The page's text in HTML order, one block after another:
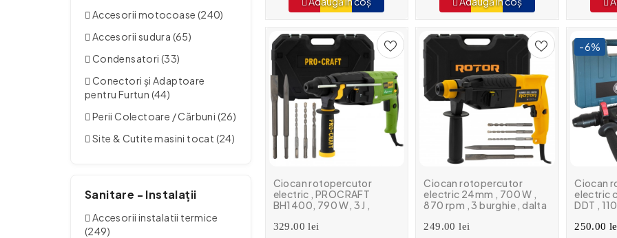
Accesorii motocoase (240)
Accesorii sudura (65)
Condensatori (33)
Conectori și Adaptoare
pentru Furtun (44)
Perii Colectoare / Cărbuni (26)
Site & Cutite masini tocat (24)
Sanitare - Instalații
Accesorii instalatii termice
(249)
Ciocan rotopercutor
electric , PROCRAFT
BH1400, 790 W, 3 J ,
incluse
329.00 lei
Ciocan rotopercutor
electric 24mm , 700 W ,
870 rpm , 3 burghie , dalta
249.00 lei
-6%
Ciocan
electric
DDT ,
250.00